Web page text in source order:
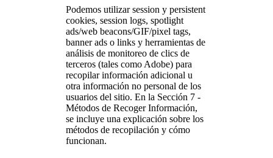
Podemos utilizar session y persistent
cookies, session logs, spotlight
ads/web beacons/GIF/pixel tags,
banner ads o links y herramientas de
análisis de monitoreo de clics de
terceros (tales como Adobe) para
recopilar información adicional u
otra información no personal de los
usuarios del sitio. En la Sección 7 -
Métodos de Recoger Información,
se incluye una explicación sobre los
métodos de recopilación y cómo
funcionan.